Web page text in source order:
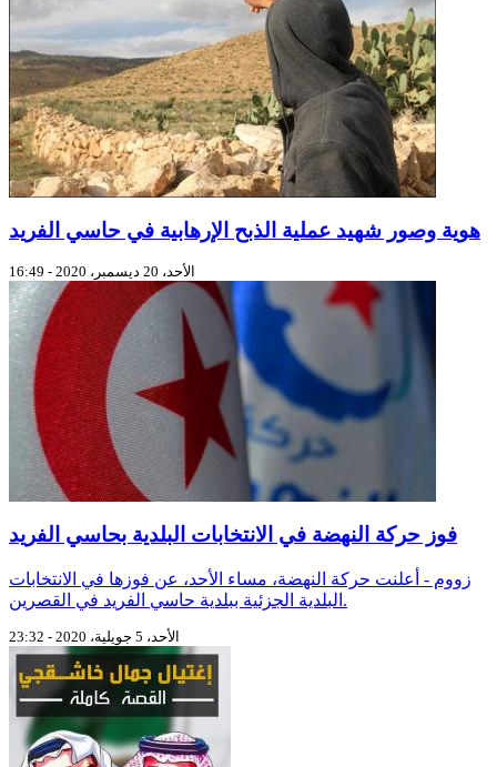
هوية وصور شهيد عملية الذبح الإرهابية في حاسي الفريد
الأحد، 20 ديسمبر، 2020 - 16:49
فوز حركة النهضة في الانتخابات البلدية بحاسي الفريد
زووم - أعلنت حركة النهضة، مساء الأحد، عن فوزها في الانتخابات
البلدية الجزئية ببلدية حاسي الفريد في القصرين.
الأحد، 5 جويلية، 2020 - 23:32